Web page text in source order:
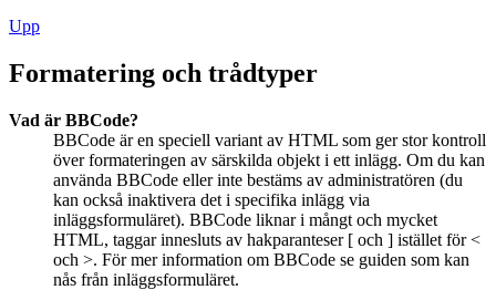
Upp
Formatering och trådtyper
Vad är BBCode?
BBCode är en speciell variant av HTML som ger stor kontroll
över formateringen av särskilda objekt i ett inlägg. Om du kan
använda BBCode eller inte bestäms av administratören (du
kan också inaktivera det i specifika inlägg via
inläggsformuläret). BBCode liknar i mångt och mycket
HTML, taggar innesluts av hakparanteser [ och ] istället för <
och >. För mer information om BBCode se guiden som kan
nås från inläggsformuläret.